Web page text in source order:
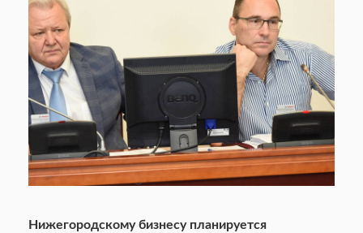
Нижегородскому бизнесу планируется